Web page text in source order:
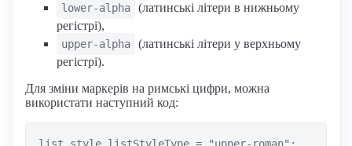
lower-alpha
(латинські літери в нижньому
регістрі),
upper-alpha
(латинські літери у верхньому
регістрі).
Для зміни маркерів на римські цифри, можна
використати наступний код: